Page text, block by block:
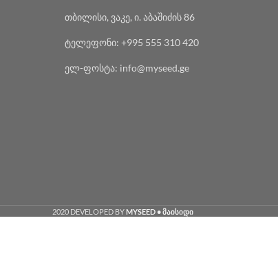
თბილისი, ვაკე, ი. აბაშიძის 86
ტელეფონი: +995 555 310 420
ელ-ფოსტა: info@myseed.ge
2020 DEVELOPED BYMYSEED • მაისიდი